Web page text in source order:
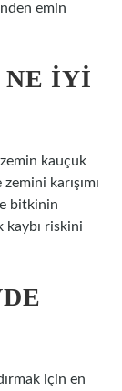
emin
NE IYI
zemin kauçuk
karışımı
bitkinin
kaybı riskini
için en